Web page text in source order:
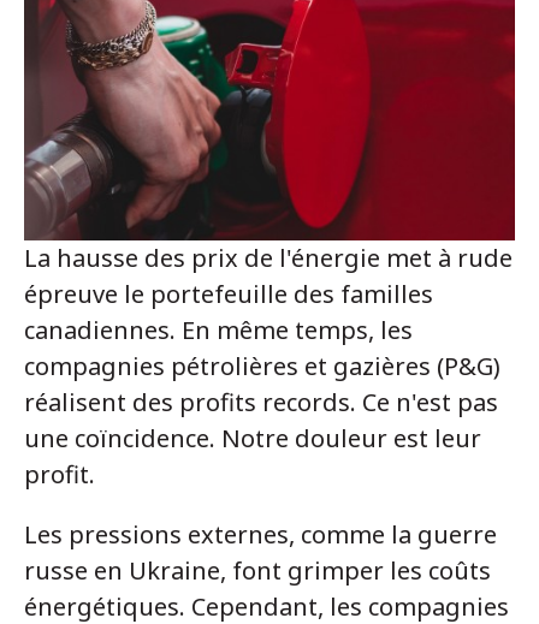
La hausse des prix de l'énergie met à rude
épreuve le portefeuille des familles
canadiennes. En même temps, les
compagnies pétrolières et gazières (P&G)
réalisent des profits records. Ce n'est pas
une coïncidence. Notre douleur est leur
profit.
Les pressions externes, comme la guerre
russe en Ukraine, font grimper les coûts
énergétiques. Cependant, les compagnies